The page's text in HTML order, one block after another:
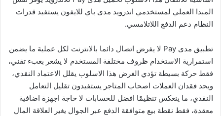
المبدا العملي لمستخدمي اندرويد مدى باي للايفون يستفيد قدرات
النظام دعم الدفع اللاتلامسي.
تطبيق مدى Pay لا يفرض اتصال دائما بالانترنت لكل عملية ما يضمن
استمرارية الاستخدام ظروف مختلفة المستخدم لا يشعر بعبء تقني،
فقط حركة بسيطة تؤدي الغرض هذا الاسلوب يقلل الاعتماد النقدي،
ويحد فقدان العملات اصحاب المتاجر يستفيدون تقليل التعامل
النقدي، ما ينعكس تنظيمًا افضل للحسابات لا حاجة اجهزة اضافية
معقدة، فقط نقطة بيع متوافقة الدفع عبر الجوال يغير العلاقة المال